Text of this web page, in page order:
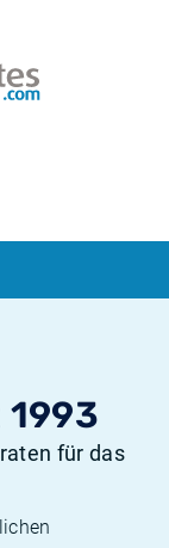
1993
für das